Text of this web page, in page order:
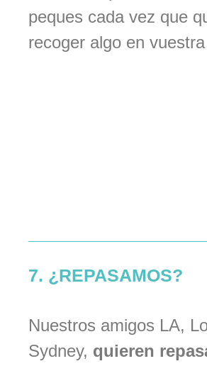
peques cada vez que
recoger algo en
7. ¿REPASAMOS?
Nuestros amigos LA,
Sydney, quieren